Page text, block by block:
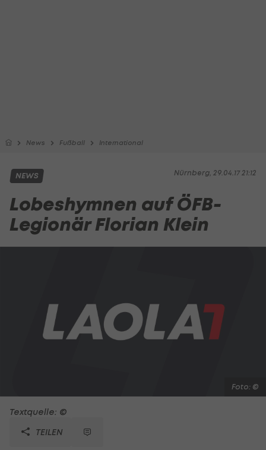
News Fußball International
Nürnberg, 29.04.17 21:12
NEWS
Lobeshymnen auf ÖFB-
Legionär Florian Klein
Foto: ©
Textquelle: ©
TEILEN